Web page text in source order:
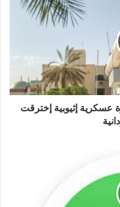
عسكرية إثيوبية إخترقت